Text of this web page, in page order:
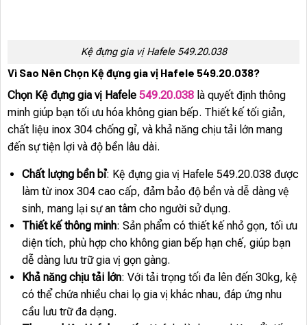
Kệ đựng gia vị Hafele 549.20.038
Vì Sao Nên Chọn Kệ đựng gia vị Hafele 549.20.038?
Chọn Kệ đựng gia vị Hafele 549.20.038 là quyết định thông
minh giúp bạn tối ưu hóa không gian bếp. Thiết kế tối giản,
chất liệu inox 304 chống gỉ, và khả năng chịu tải lớn mang
đến sự tiện lợi và độ bền lâu dài.
Chất lượng bền bỉ: Kệ đựng gia vị Hafele 549.20.038 được
làm từ inox 304 cao cấp, đảm bảo độ bền và dễ dàng vệ
sinh, mang lại sự an tâm cho người sử dụng.
Thiết kế thông minh: Sản phẩm có thiết kế nhỏ gọn, tối ưu
diện tích, phù hợp cho không gian bếp hạn chế, giúp bạn
dễ dàng lưu trữ gia vị gọn gàng.
Khả năng chịu tải lớn: Với tải trọng tối đa lên đến 30kg, kệ
có thể chứa nhiều chai lọ gia vị khác nhau, đáp ứng nhu
cầu lưu trữ đa dạng.